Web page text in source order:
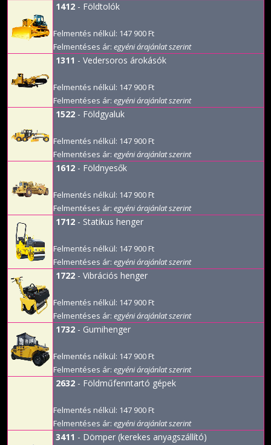
1412- Földtolók
Felmentés nélkül: 147 900 Ft
Felmentéses ár: egyéni árajánlat szerint
1311 - Vedersoros árokásók
Felmentés nélkül: 147 900 Ft
Felmentéses ár: egyéni árajánlat szerint
1522- Földgyaluk
Felmentés nélkül: 147 900 Ft
Felmentéses ár: egyéni árajánlat szerint
1612- Földnyesők
Felmentés nélkül: 147 900 Ft
Felmentéses ár: egyéni árajánlat szerint
1712- Statikus henger
Felmentés nélkül: 147 900 Ft
Felmentéses ár: egyéni árajánlat szerint
1722- Vibrációs henger
Felmentés nélkül: 147 900 Ft
Felmentéses ár: egyéni árajánlat szerint
1732- Gumihenger
Felmentés nélkül: 147 900 Ft
Felmentéses ár: egyéni árajánlat szerint
2632- Földműfenntartó gépek
Felmentés nélkül: 147 900 Ft
Felmentéses ár: egyéni árajánlat szerint
3411 - Dömper (kerekes anyagszállító)